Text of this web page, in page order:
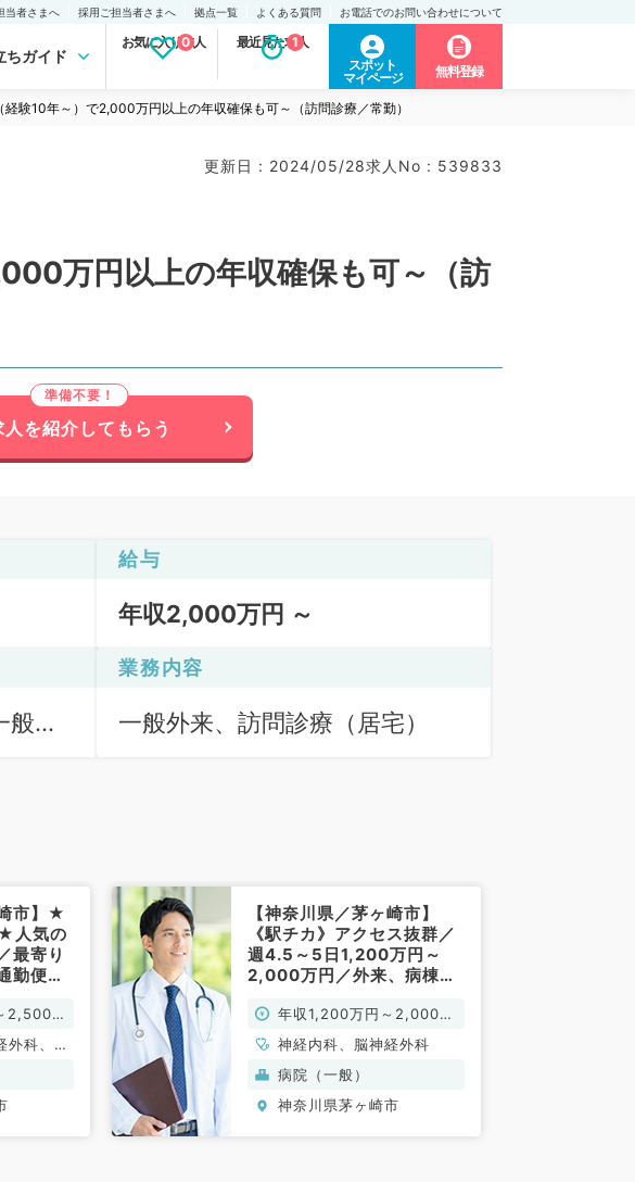
当者さまへ 採用ご担当者さまへ 拠点一覧 よくある質問 お電話でのお問い合わせについて
ちガイド
お気に入り求人
0 最近見た求人
1
スポット
マイページ
無料登録
経験10年～）で2,000万円以上の年収確保も可～（訪問診療／常勤）
更新日 : 2024/05/28求人No : 539833
万円以上の年収確保も可～（訪
人を紹介してもらう
給与
年収2,000万円 ～
般内
業務内容
一般外来、訪問診療（居宅）
市】★
人気の
最寄り
勤便利
2,500万
外科、一
外科系
【神奈川県／茅ヶ崎市】
《駅チカ》アクセス抜群／
週4.5～5日1,200万円～
2,000万円／外来、病棟管
血管外科／常勤）
年収1,200万円～2,000万
円
神経内科、脳神経外科
病院（一般）
神奈川県茅ヶ崎市